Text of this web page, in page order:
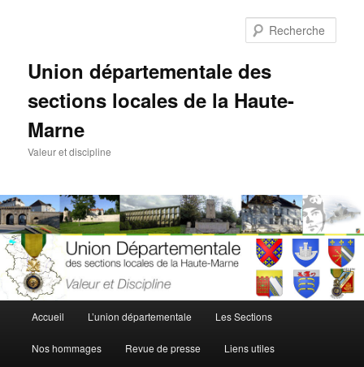
Union départementale des
sections locales de la Haute-
Marne
Valeur et discipline
principal
Accueil L’union départementale Les Sections
Nos hommages Revue de presse Liens utiles